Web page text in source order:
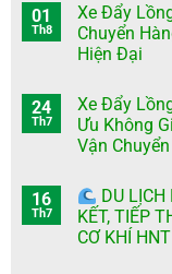
01
Th8
Xe Đẩy
Chuyển
Hiện Đại
24
Th7
Xe Đẩy
Ưu Không
Vận Chuyển
16
Th7
DU
KẾT, TIẾP
CƠ KHÍ HNT